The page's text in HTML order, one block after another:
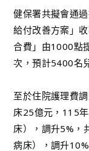
健保署共擬會通
給付改善方案」
合費」由1000點
次，預計5400名
至於住院護理費
床25億元，115
床），調升5%，
病床），調升